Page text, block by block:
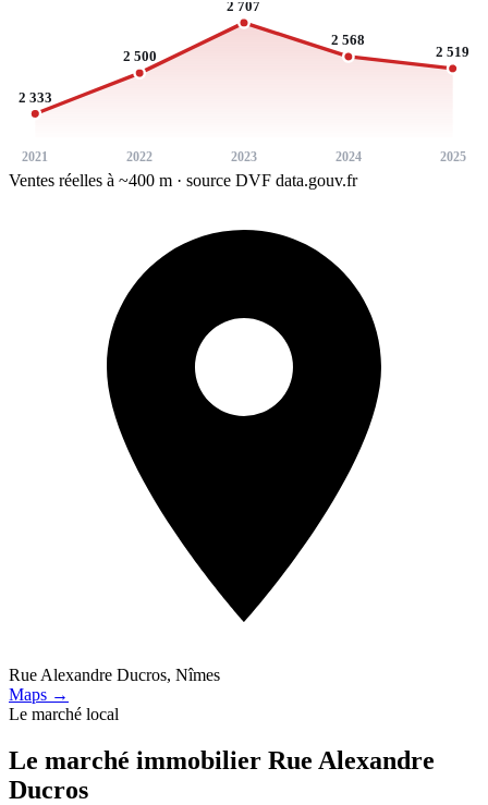
2 333
2021
2 500
2022
2 707
2023
2 568
2024
2 519
2025
Ventes réelles à ~400 m · source DVF data.gouv.fr
Rue Alexandre Ducros, Nîmes
Maps →
Le marché local
Le marché immobilier Rue Alexandre
Ducros